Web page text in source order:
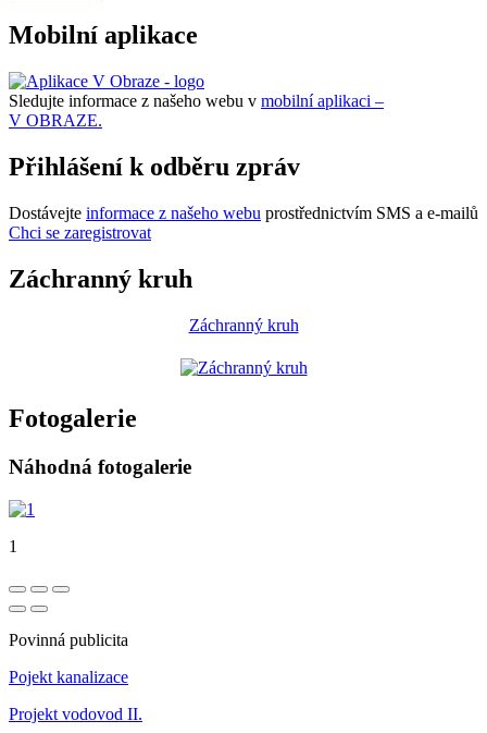
Mobilní aplikace
Sledujte informace z našeho webu v mobilní aplikaci –
V OBRAZE.
Přihlášení k odběru zpráv
Dostávejte informace z našeho webu prostřednictvím SMS a e-mailů
Chci se zaregistrovat
Záchranný kruh
Záchranný kruh
Fotogalerie
Náhodná fotogalerie
1
Povinná publicita
Pojekt kanalizace
Projekt vodovod II.